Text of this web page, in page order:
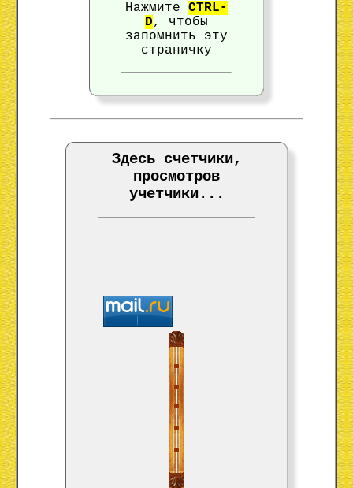
Нажмите CTRL-
D, чтобы
запомнить эту
страничку
Здесь счетчики,
просмотров
учетчики...